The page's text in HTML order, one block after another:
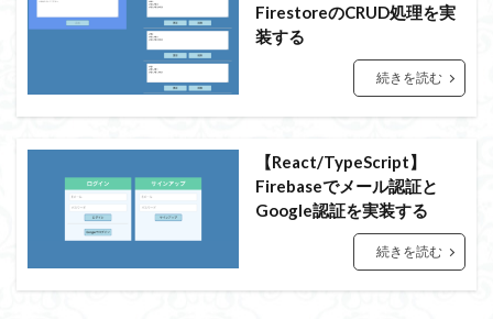
FirestoreのCRUD処理を実
装する
続きを読む
【React/TypeScript】
Firebaseでメール認証と
Google認証を実装する
続きを読む